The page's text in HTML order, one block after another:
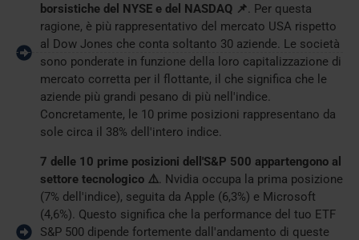
borsistiche del NYSE e del NASDAQ 📌. Per questa
ragione, è più rappresentativo del mercato USA rispetto
al Dow Jones che conta soltanto 30 aziende. Le società
sono ponderate in funzione della loro capitalizzazione di
mercato corretta per il flottante, il che significa che le
aziende più grandi pesano di più nell'indice.
Concretamente, le 10 prime posizioni rappresentano da
sole circa il 38% dell'intero indice.
7 delle 10 prime posizioni dell'S&P 500 appartengono al
settore tecnologico ⚠️. Nvidia occupa la prima posizione
(7% dell'indice), seguita da Apple (6,3%) e Microsoft
(4,6%). Questo significa che la performance del tuo ETF
S&P 500 dipende fortemente dall'andamento di queste